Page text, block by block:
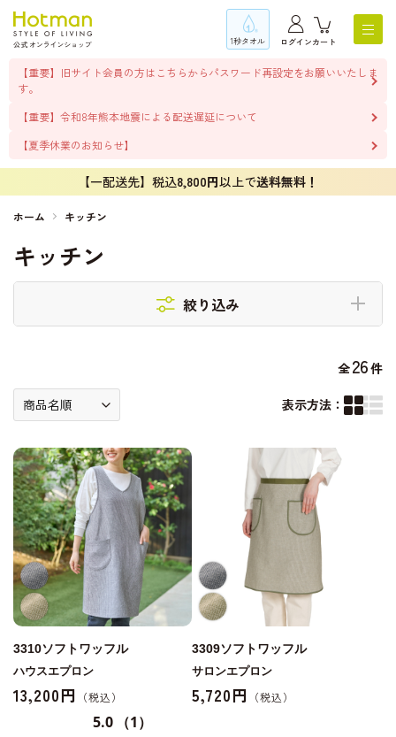
1秒タオル ログインカート
【重要】旧サイト会員の方はこちらからパスワード再設定をお願いいたしま
す。
【重要】令和8年熊本地震による配送遅延について
【夏季休業のお知らせ】
【一配送先】税込8,800円以上で送料無料！
ホーム キッチン
キッチン
絞り込み
全26件
表示方法：
3310ソフトワッフル
ハウスエプロン
13,200円
5.0 （1）
3309ソフトワッフル
サロンエプロン
5,720円